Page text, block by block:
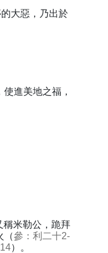
大惡，乃出於
進美地之福，
稱米勒公，跪拜
（參：利二十2-
）。